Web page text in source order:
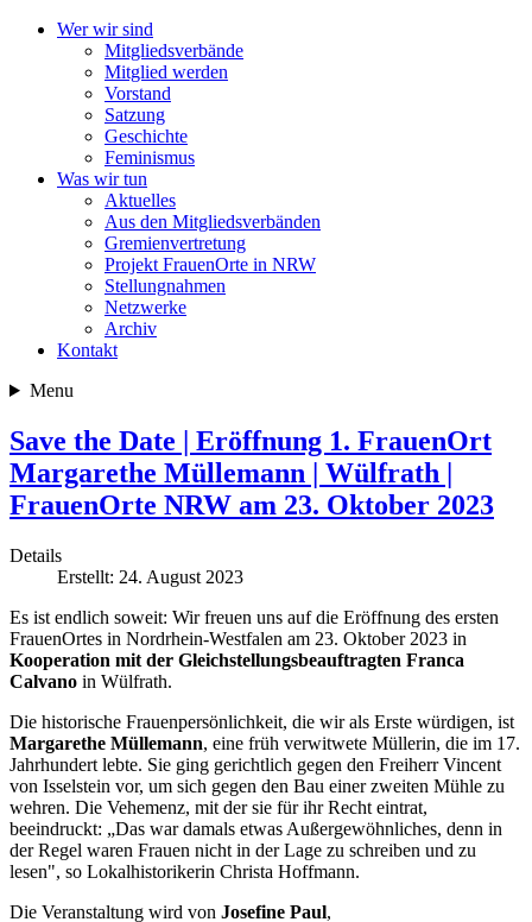
Wer wir sind
Mitgliedsverbände
Mitglied werden
Vorstand
Satzung
Geschichte
Feminismus
Was wir tun
Aktuelles
Aus den Mitgliedsverbänden
Gremienvertretung
Projekt FrauenOrte in NRW
Stellungnahmen
Netzwerke
Archiv
Kontakt
Menu
Save the Date | Eröffnung 1. FrauenOrt
Margarethe Müllemann | Wülfrath |
FrauenOrte NRW am 23. Oktober 2023
Details
Erstellt: 24. August 2023
Es ist endlich soweit: Wir freuen uns auf die Eröffnung des ersten
FrauenOrtes in Nordrhein-Westfalen am 23. Oktober 2023 in
Kooperation mit der Gleichstellungsbeauftragten Franca
Calvano in Wülfrath.
Die historische Frauenpersönlichkeit, die wir als Erste würdigen, ist
Margarethe Müllemann, eine früh verwitwete Müllerin, die im 17.
Jahrhundert lebte. Sie ging gerichtlich gegen den Freiherr Vincent
von Isselstein vor, um sich gegen den Bau einer zweiten Mühle zu
wehren. Die Vehemenz, mit der sie für ihr Recht eintrat,
beeindruckt: „Das war damals etwas Außergewöhnliches, denn in
der Regel waren Frauen nicht in der Lage zu schreiben und zu
lesen", so Lokalhistorikerin Christa Hoffmann.
Die Veranstaltung wird von Josefine Paul,